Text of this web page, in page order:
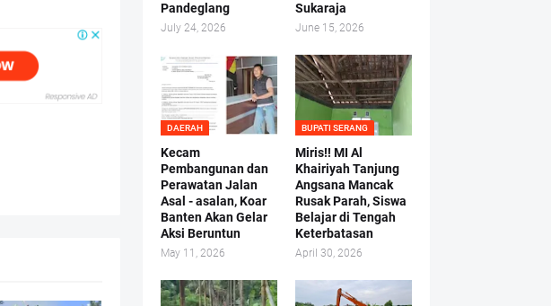
Pandeglang
July 24, 2026
Sukaraja
June 15, 2026
DAERAH
Kecam
Pembangunan dan
Perawatan Jalan
Asal - asalan, Koar
Banten Akan Gelar
Aksi Beruntun
May 11, 2026
BUPATI SERANG
Miris!! MI Al
Khairiyah Tanjung
Angsana Mancak
Rusak Parah, Siswa
Belajar di Tengah
Keterbatasan
April 30, 2026